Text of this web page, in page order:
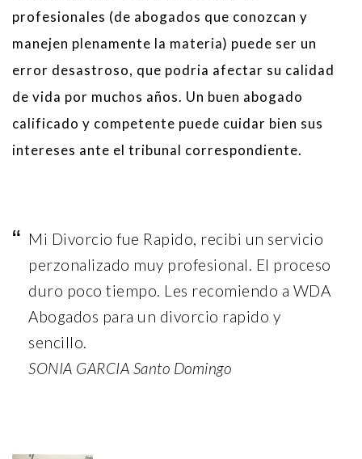
profesionales (de abogados que conozcan y
manejen plenamente la materia) puede ser un
error desastroso, que podria afectar su calidad
de vida por muchos años. Un buen abogado
calificado y competente puede cuidar bien sus
intereses ante el tribunal correspondiente.
Mi Divorcio fue Rapido, recibi un servicio
perzonalizado muy profesional. El proceso
duro poco tiempo. Les recomiendo a WDA
Abogados para un divorcio rapido y
sencillo.
SONIA GARCIA Santo Domingo